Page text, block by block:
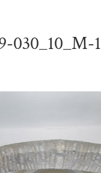
030_10_M-1